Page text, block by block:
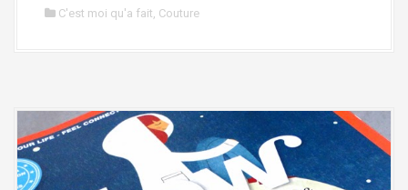
C'est moi qu'a fait Couture